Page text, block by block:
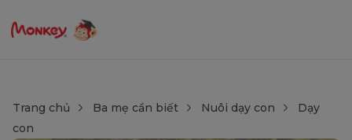
Trang chủ Ba mẹ cần biết Nuôi dạy con
Dạy
con